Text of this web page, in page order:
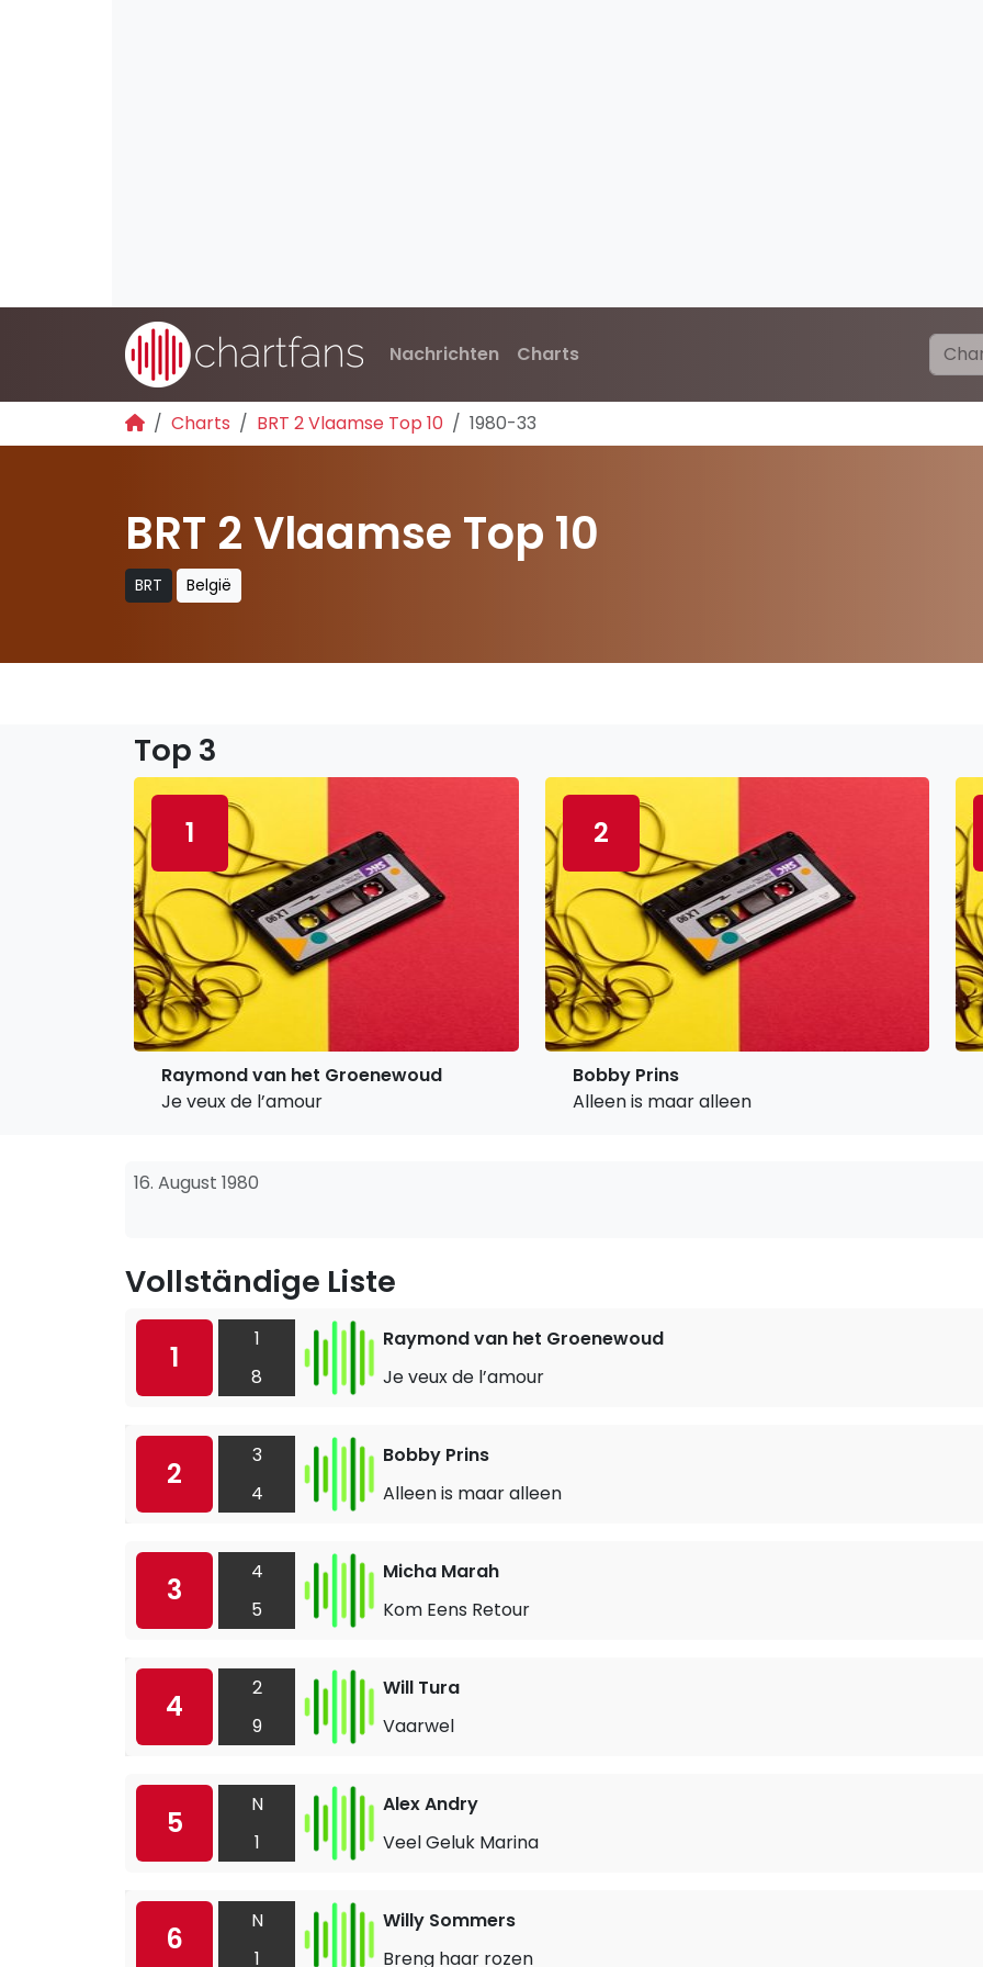
Nachrichten Charts
Charts BRT 2 Vlaamse Top 10 1980-33
BRT 2 Vlaamse Top 10
BRT België
Top 3
1
Raymond van het Groenewoud
Je veux de l’amour
2
Bobby Prins
Alleen is maar alleen
16. August 1980
Vollständige Liste
1
1
8
Raymond van het Groenewoud
Je veux de l’amour
2
3
4
Bobby Prins
Alleen is maar alleen
3
4
5
Micha Marah
Kom Eens Retour
4
2
9
Will Tura
Vaarwel
5
N
1
Alex Andry
Veel Geluk Marina
6
N
1
Willy Sommers
Breng haar rozen